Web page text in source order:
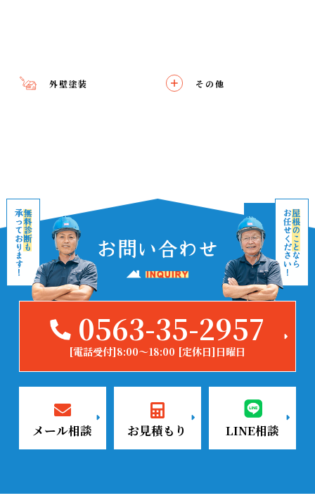
外壁塗装 その他
0563-35-2957
[電話受付]8:00～18:00 [定休日]日曜日
メール相談 お見積もり LINE相談